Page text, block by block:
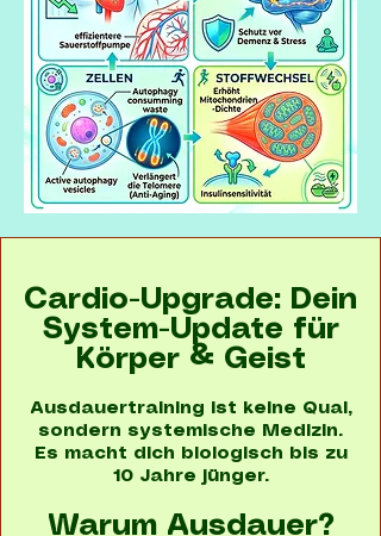
Cardio-Upgrade: Dein
System-Update für
Körper & Geist
Ausdauertraining ist keine Qual,
sondern systemische Medizin.
Es macht dich biologisch bis zu
10 Jahre jünger.
Warum Ausdauer?